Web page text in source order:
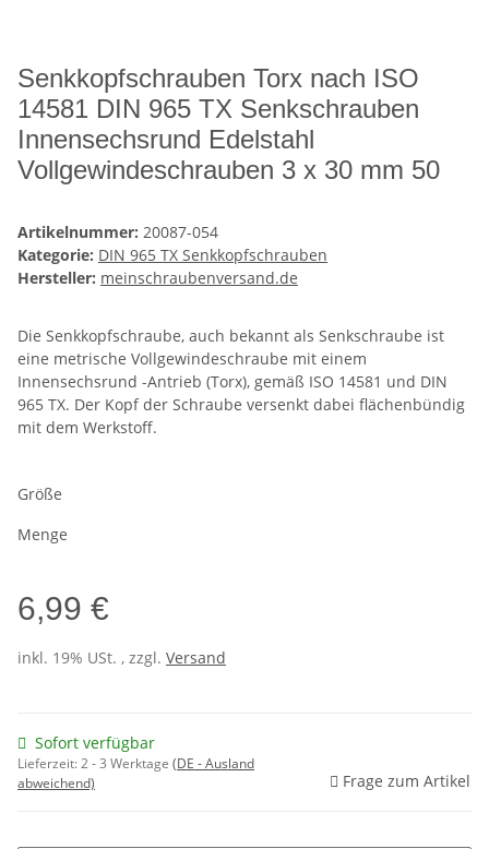
Senkkopfschrauben Torx nach ISO
14581 DIN 965 TX Senkschrauben
Innensechsrund Edelstahl
Vollgewindeschrauben 3 x 30 mm 50
Artikelnummer: 20087-054
Kategorie: DIN 965 TX Senkkopfschrauben
Hersteller: meinschraubenversand.de
Die Senkkopfschraube, auch bekannt als Senkschraube ist
eine metrische Vollgewindeschraube mit einem
Innensechsrund -Antrieb (Torx), gemäß ISO 14581 und DIN
965 TX. Der Kopf der Schraube versenkt dabei flächenbündig
mit dem Werkstoff.
Größe
Menge
6,99 €
inkl. 19% USt. , zzgl. Versand
Sofort verfügbar
Lieferzeit:2 - 3 Werktage (DE - Ausland
abweichend)
Frage zum Artikel